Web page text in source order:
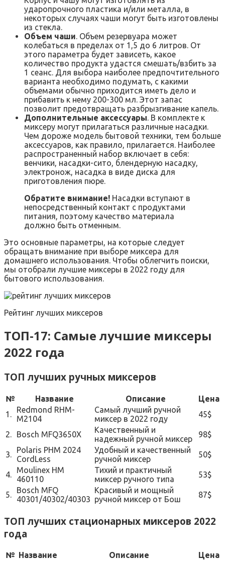
ударопрочного пластика и/или металла, в
некоторых случаях чаши могут быть изготовлены
из стекла.
Объем чаши. Объем резервуара может
колебаться в пределах от 1,5 до 6 литров. От
этого параметра будет зависеть, какое
количество продукта удастся смешать/взбить за
1 сеанс. Для выбора наиболее предпочтительного
варианта необходимо подумать, с какими
объемами обычно приходится иметь дело и
прибавить к нему 200-300 мл. Этот запас
позволит предотвращать разбрызгивание капель.
Дополнительные аксессуары. В комплекте к
миксеру могут прилагаться различные насадки.
Чем дороже модель бытовой техники, тем больше
аксессуаров, как правило, прилагается. Наиболее
распространенный набор включает в себя:
венчики, насадки-сито, блендерную насадку,
электронож, насадка в виде диска для
приготовления пюре.
Обратите внимание! Насадки вступают в
непосредственный контакт с продуктами
питания, поэтому качество материала
должно быть отменным.
Это основные параметры, на которые следует
обращать внимание при выборе миксера для
домашнего использования. Чтобы облегчить поиски,
мы отобрали лучшие миксеры в 2022 году для
бытового использования.
Рейтинг лучших миксеров
ТОП-17: Самые лучшие миксеры
2022 года
ТОП лучших ручных миксеров
№ Название Описание
Цена
1.
Redmond RHM-
M2104
Самый лучший ручной
миксер в 2022 году
45$
2. Bosch MFQ3650X
Качественный и
надежный ручной миксер
98$
3.
Polaris PHM 2024
CordLess
Удобный и качественный
ручной миксер
50$
4.
Moulinex HM
460110
Тихий и практичный
миксер ручного типа
53$
5.
Bosch MFQ
40301/40302/40303
Красивый и мощный
ручной миксер от Бош
87$
ТОП лучших стационарных миксеров 2022
года
№ Название Описание
Цена